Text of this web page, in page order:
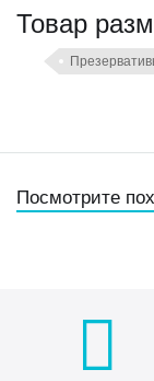
Товар
Посмотрите